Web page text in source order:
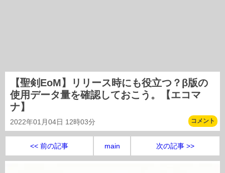
【聖剣EoM】リリース時にも役立つ？β版の
使用データ量を確認しておこう。【エコマ
ナ】
2022年01月04日 12時03分 コメント
<< 前の記事 main 次の記事 >>